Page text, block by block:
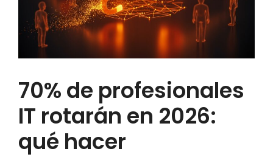
70% de profesionales
IT rotarán en 2026:
qué hacer